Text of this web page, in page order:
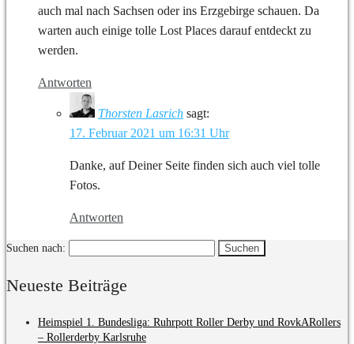
auch mal nach Sachsen oder ins Erzgebirge schauen. Da
warten auch einige tolle Lost Places darauf entdeckt zu
werden.
Antworten
Thorsten Lasrich sagt:
17. Februar 2021 um 16:31 Uhr
Danke, auf Deiner Seite finden sich auch viel tolle
Fotos.
Antworten
Suchen nach:
Neueste Beiträge
Heimspiel 1. Bundesliga: Ruhrpott Roller Derby und RovkARollers
– Rollerderby Karlsruhe